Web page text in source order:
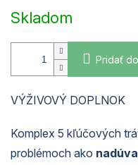
cena:
Skladom
Pridať
VÝŽIVOVÝ DOPLNOK
Komplex 5 kľúčových
problémoch ako